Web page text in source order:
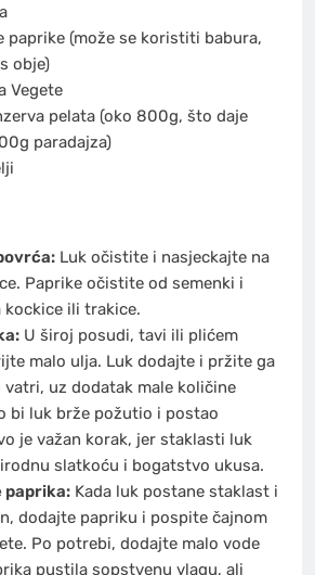
paprike (može se koristiti babura,
obje)
Vegete
pelata (oko 800g, što daje
paradajza)
Luk očistite i nasjeckajte na
Paprike očistite od semenki i
kockice ili trakice.
U široj posudi, tavi ili plićem
malo ulja. Luk dodajte i pržite ga
vatri, uz dodatak male količine
bi luk brže požutio i postao
je važan korak, jer staklasti luk
slatkoću i bogatstvo ukusa.
paprika:Kada luk postane staklast i
dodajte papriku i pospite čajnom
Po potrebi, dodajte malo vode
pustila sopstvenu vlagu, ali